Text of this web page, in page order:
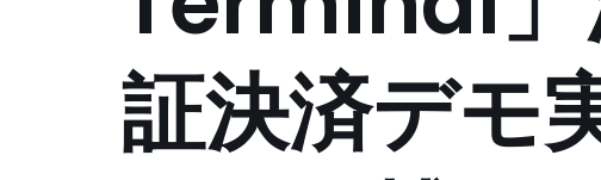
証決済デモ